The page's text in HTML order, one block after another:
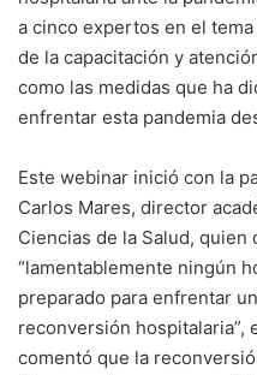
a cinco expertos en el
de la capacitación y
como las medidas que ha
enfrentar esta pandemia
Este webinar inició con la
Carlos Mares, director
Ciencias de la Salud,
“lamentablemente ningún
preparado para enfrentar
reconversión hospitalaria”,
comentó que la